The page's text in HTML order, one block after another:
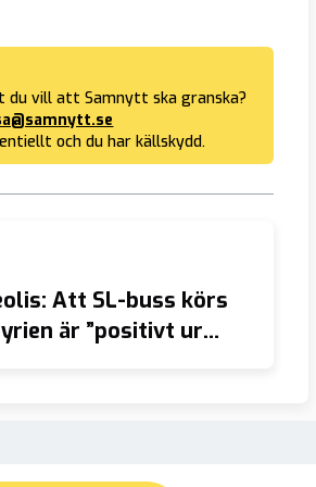
du vill att Samnytt ska granska?
och du har källskydd.
Att SL-buss körs
är ”positivt ur